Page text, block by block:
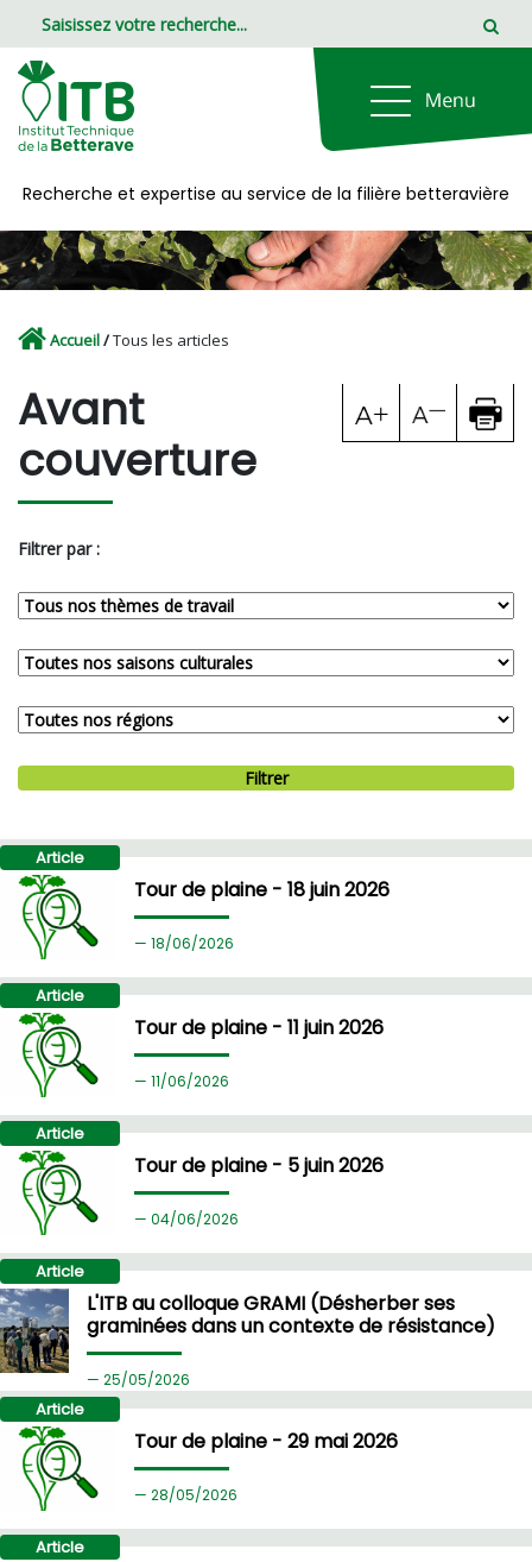
Recherche et expertise au service de la filière betteravière
Accueil/Tous les articles
Avant
couverture
Filtrer par :
Filtrer
Article
Tour de plaine - 18 juin 2026
18/06/2026
Article
Tour de plaine - 11 juin 2026
11/06/2026
Article
Tour de plaine - 5 juin 2026
04/06/2026
Article
L'ITB au colloque GRAMI (Désherber ses
graminées dans un contexte de résistance)
25/05/2026
Article
Tour de plaine - 29 mai 2026
28/05/2026
Article
Panneau de gestion des cookies